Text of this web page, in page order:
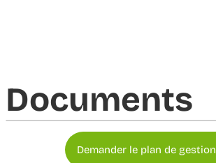
Documents​
Demander le plan de gestion